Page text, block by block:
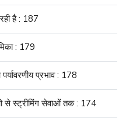
है : 187
: 179
प्रभाव : 178
से स्ट्रीमिंग सेवाओं तक : 174